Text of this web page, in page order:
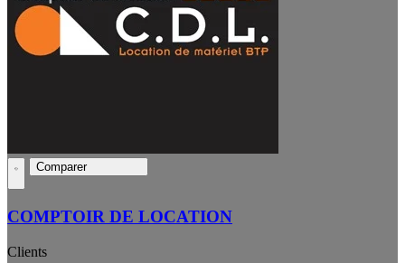
Comparer
COMPTOIR DE LOCATION
Clients